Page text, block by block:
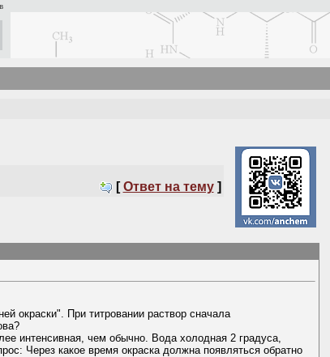
[ Ответ на тему ]
окраски". При титровании раствор сначала
интенсивная, чем обычно. Вода холодная 2 градуса,
Через какое время окраска должна появляться обратно